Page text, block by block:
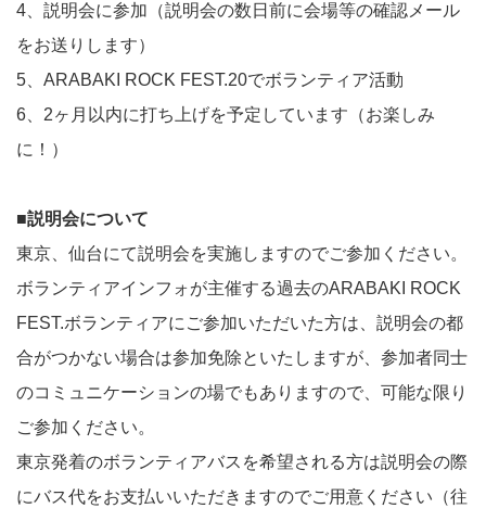
4、説明会に参加（説明会の数日前に会場等の確認メール
をお送りします）
5、ARABAKI ROCK FEST.20でボランティア活動
6、2ヶ月以内に打ち上げを予定しています（お楽しみ
に！）
■説明会について
東京、仙台にて説明会を実施しますのでご参加ください。
ボランティアインフォが主催する過去のARABAKI ROCK
FEST.ボランティアにご参加いただいた方は、説明会の都
合がつかない場合は参加免除といたしますが、参加者同士
のコミュニケーションの場でもありますので、可能な限り
ご参加ください。
東京発着のボランティアバスを希望される方は説明会の際
にバス代をお支払いいただきますのでご用意ください（往